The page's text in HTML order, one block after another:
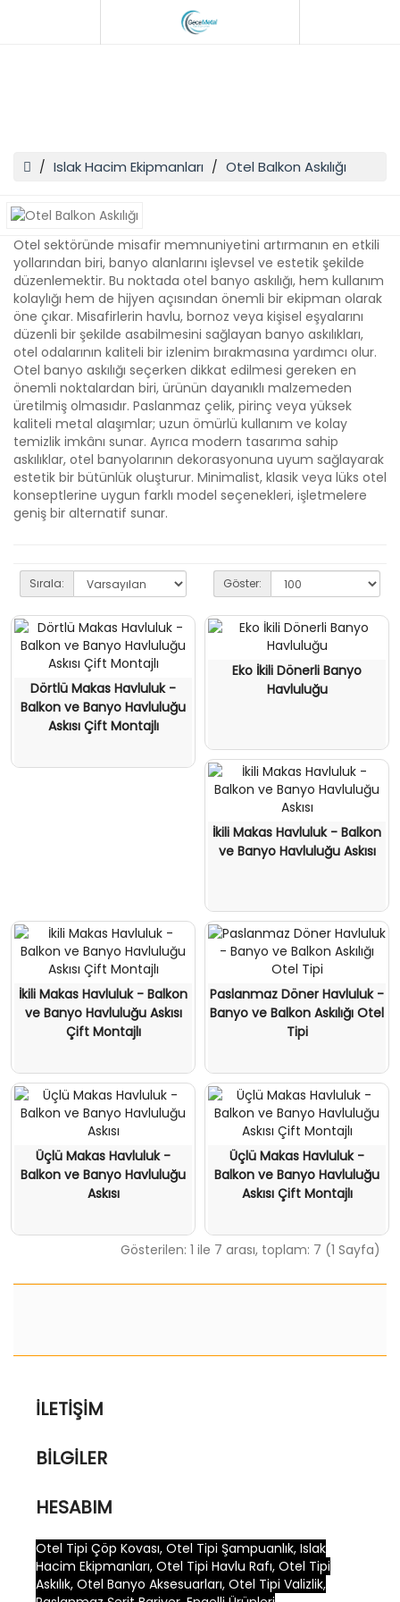
Islak Hacim Ekipmanları Otel Balkon Askılığı
Otel sektöründe misafir memnuniyetini artırmanın en etkili
yollarından biri, banyo alanlarını işlevsel ve estetik şekilde
düzenlemektir. Bu noktada otel banyo askılığı, hem kullanım
kolaylığı hem de hijyen açısından önemli bir ekipman olarak
öne çıkar. Misafirlerin havlu, bornoz veya kişisel eşyalarını
düzenli bir şekilde asabilmesini sağlayan banyo askılıkları,
otel odalarının kaliteli bir izlenim bırakmasına yardımcı olur.
Otel banyo askılığı seçerken dikkat edilmesi gereken en
önemli noktalardan biri, ürünün dayanıklı malzemeden
üretilmiş olmasıdır. Paslanmaz çelik, pirinç veya yüksek
kaliteli metal alaşımlar; uzun ömürlü kullanım ve kolay
temizlik imkânı sunar. Ayrıca modern tasarıma sahip
askılıklar, otel banyolarının dekorasyonuna uyum sağlayarak
estetik bir bütünlük oluşturur. Minimalist, klasik veya lüks otel
konseptlerine uygun farklı model seçenekleri, işletmelere
geniş bir alternatif sunar.
Sırala: Göster:
Dörtlü Makas Havluluk -
Balkon ve Banyo Havluluğu
Askısı Çift Montajlı
Eko İkili Dönerli Banyo
Havluluğu
İkili Makas Havluluk - Balkon
ve Banyo Havluluğu Askısı
İkili Makas Havluluk - Balkon
ve Banyo Havluluğu Askısı
Çift Montajlı
Paslanmaz Döner Havluluk -
Banyo ve Balkon Askılığı Otel
Tipi
Üçlü Makas Havluluk -
Balkon ve Banyo Havluluğu
Askısı
Üçlü Makas Havluluk -
Balkon ve Banyo Havluluğu
Askısı Çift Montajlı
Gösterilen: 1 ile 7 arası, toplam: 7 (1 Sayfa)
İLETIŞIM
BILGILER
HESABIM
Otel Tipi Çöp Kovası, Otel Tipi Şampuanlık, Islak
Hacim Ekipmanları, Otel Tipi Havlu Rafı, Otel Tipi
Askılık, Otel Banyo Aksesuarları, Otel Tipi Valizlik,